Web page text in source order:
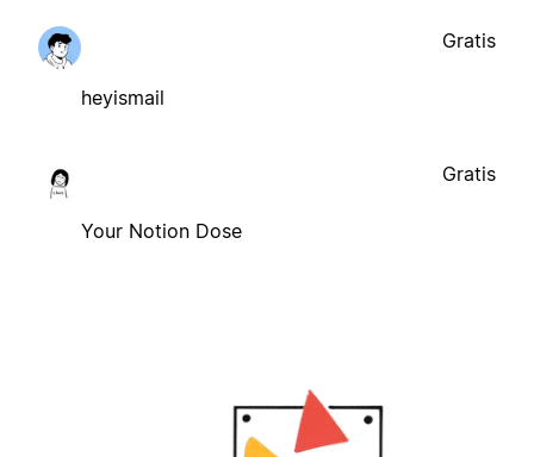
heyismail
Gratis
Your Notion Dose
Gratis